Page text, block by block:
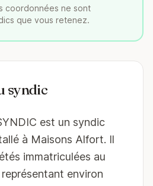
coordonnées ne sont
que vous retenez.
syndic
est un syndic
à Maisons Alfort. Il
immatriculées au
environ